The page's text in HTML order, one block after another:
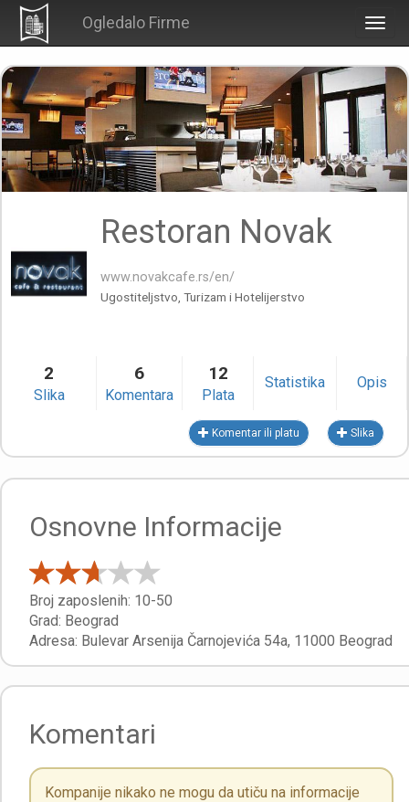
Ogledalo Firme
Restoran Novak
www.novakcafe.rs/en/
Ugostiteljstvo, Turizam i Hotelijerstvo
2
Slika
6
Komentara
12
Plata
Statistika Opis
Komentar ili platu Slika
Osnovne Informacije
Broj zaposlenih: 10-50
Grad: Beograd
Adresa: Bulevar Arsenija Čarnojevića 54a, 11000 Beograd
Komentari
Kompanije nikako ne mogu da utiču na informacije